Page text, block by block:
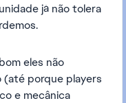
já não tolera
eles não
(até porque players
e mecânica